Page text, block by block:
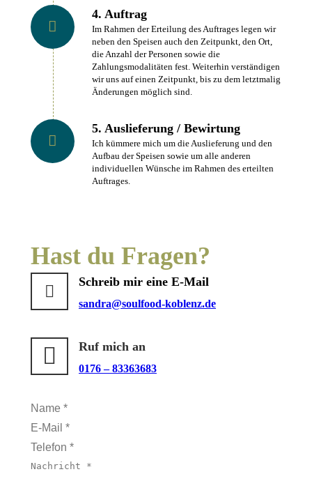
4. Auftrag
Im Rahmen der Erteilung des Auftrages legen wir
neben den Speisen auch den Zeitpunkt, den Ort,
die Anzahl der Personen sowie die
Zahlungsmodalitäten fest. Weiterhin verständigen
wir uns auf einen Zeitpunkt, bis zu dem letztmalig
Änderungen möglich sind.
5. Auslieferung / Bewirtung
Ich kümmere mich um die Auslieferung und den
Aufbau der Speisen sowie um alle anderen
individuellen Wünsche im Rahmen des erteilten
Auftrages.
Hast du Fragen?
Schreib mir eine E-Mail
sandra@soulfood-koblenz.de
Ruf mich an
0176 – 83363683
Name *
E-Mail *
Telefon *
Nachricht *